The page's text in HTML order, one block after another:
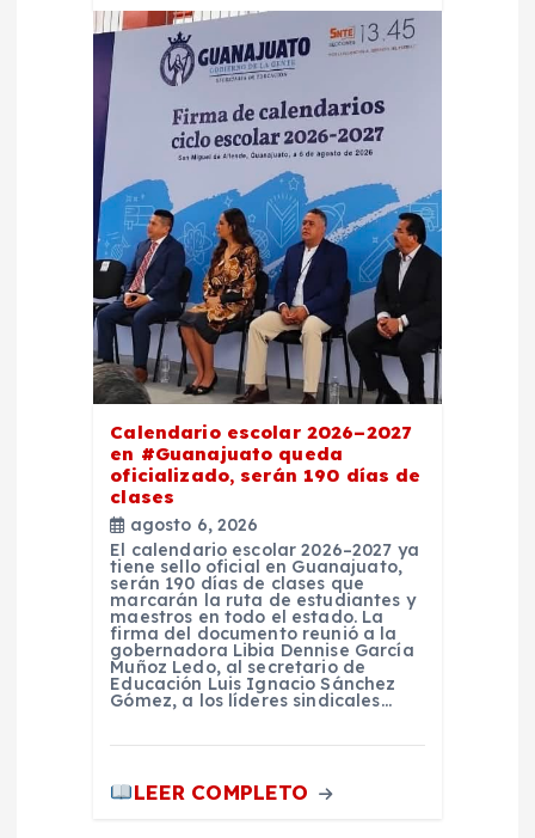
Calendario escolar 2026–2027
en #Guanajuato queda
oficializado, serán 190 días de
clases
agosto 6, 2026
El calendario escolar 2026–2027 ya
tiene sello oficial en Guanajuato,
serán 190 días de clases que
marcarán la ruta de estudiantes y
maestros en todo el estado. La
firma del documento reunió a la
gobernadora Libia Dennise García
Muñoz Ledo, al secretario de
Educación Luis Ignacio Sánchez
Gómez, a los líderes sindicales…
LEER COMPLETO